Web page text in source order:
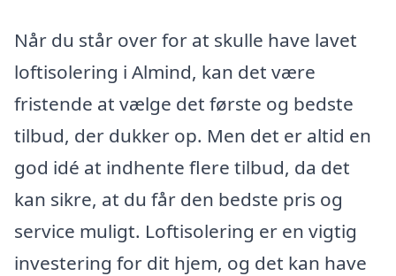
Når du står over for at skulle have lavet
loftisolering i Almind, kan det være
fristende at vælge det første og bedste
tilbud, der dukker op. Men det er altid en
god idé at indhente flere tilbud, da det
kan sikre, at du får den bedste pris og
service muligt. Loftisolering er en vigtig
investering for dit hjem, og det kan have